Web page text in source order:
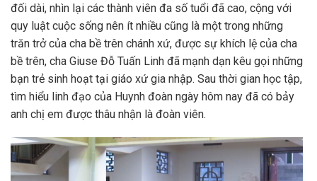
đối dài, nhìn lại các thành viên đa số tuổi đã cao, cộng với
quy luật cuộc sống nên ít nhiều cũng là một trong những
trăn trở của cha bề trên chánh xứ, được sự khích lệ của cha
bề trên, cha Giuse Đỗ Tuấn Linh đã mạnh dạn kêu gọi những
bạn trẻ sinh hoạt tại giáo xứ gia nhập. Sau thời gian học tập,
tìm hiểu linh đạo của Huynh đoàn ngày hôm nay đã có bảy
anh chị em được thâu nhận là đoàn viên.